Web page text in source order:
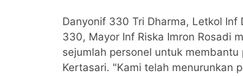
Danyonif 330 Tri Dharma, Letkol Inf
330, Mayor Inf Riska Imron Rosadi
sejumlah personel untuk
Kertasari. "Kami telah menurunkan